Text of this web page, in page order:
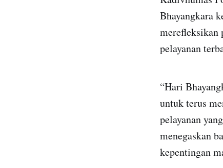
Bhayangkara
merefleksikan
pelayanan
“Hari
untuk terus
pelayanan
menegaskan
kepentingan